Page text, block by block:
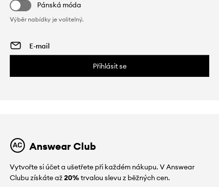
Pánská móda
Výběr nabídky je volitelný.
Přihlásit se
Answear Club
Vytvořte si účet a ušetřete při každém nákupu. V Answear
Clubu získáte až20%trvalou slevu z běžných cen.